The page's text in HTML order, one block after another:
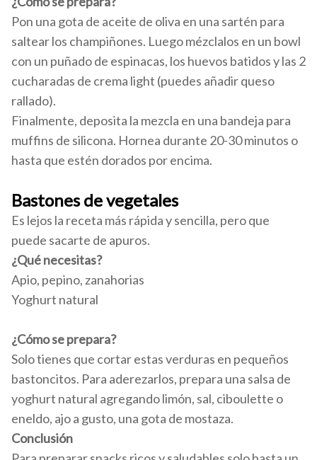
Pon una gota de aceite de oliva en una sartén para
saltear los champiñones. Luego mézclalos en un bowl
con un puñado de espinacas, los huevos batidos y las 2
cucharadas de crema light (puedes añadir queso
rallado).
Finalmente, deposita la mezcla en una bandeja para
muffins de silicona. Hornea durante 20-30 minutos o
hasta que estén dorados por encima.
Bastones de vegetales
Es lejos la receta más rápida y sencilla, pero que
puede sacarte de apuros.
¿Qué necesitas?
Apio, pepino, zanahorias
Yoghurt natural
¿Cómo se prepara?
Solo tienes que cortar estas verduras en pequeños
bastoncitos. Para aderezarlos, prepara una salsa de
yoghurt natural agregando limón, sal, ciboulette o
eneldo, ajo a gusto, una gota de mostaza.
Conclusión